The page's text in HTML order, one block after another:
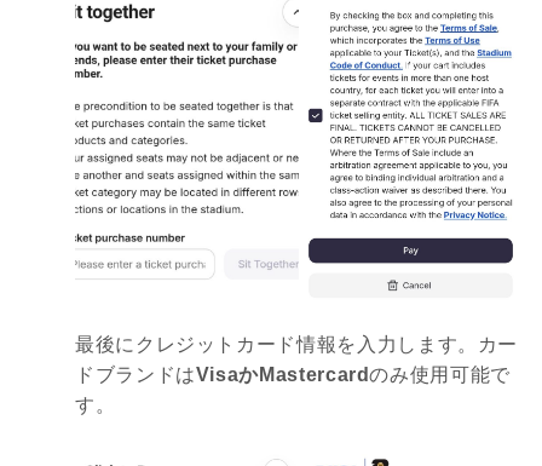
最後にクレジットカード情報を入力します。カー
ドブランドはVisaかMastercardのみ使用可能で
す。